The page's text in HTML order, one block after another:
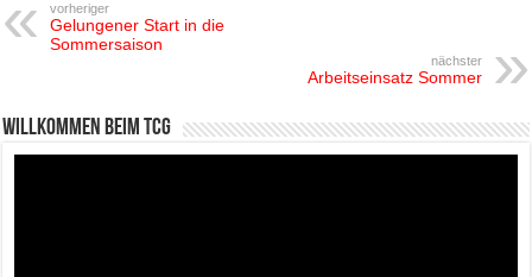
vorheriger
Gelungener Start in die
Sommersaison
nächster
Arbeitseinsatz Sommer
Willkommen beim TCG